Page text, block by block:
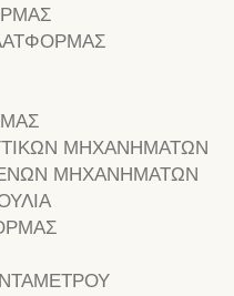
ΜΗΧΑΝΗΜΑΤΩΝ
ΜΗΧΑΝΗΜΑΤΩΝ